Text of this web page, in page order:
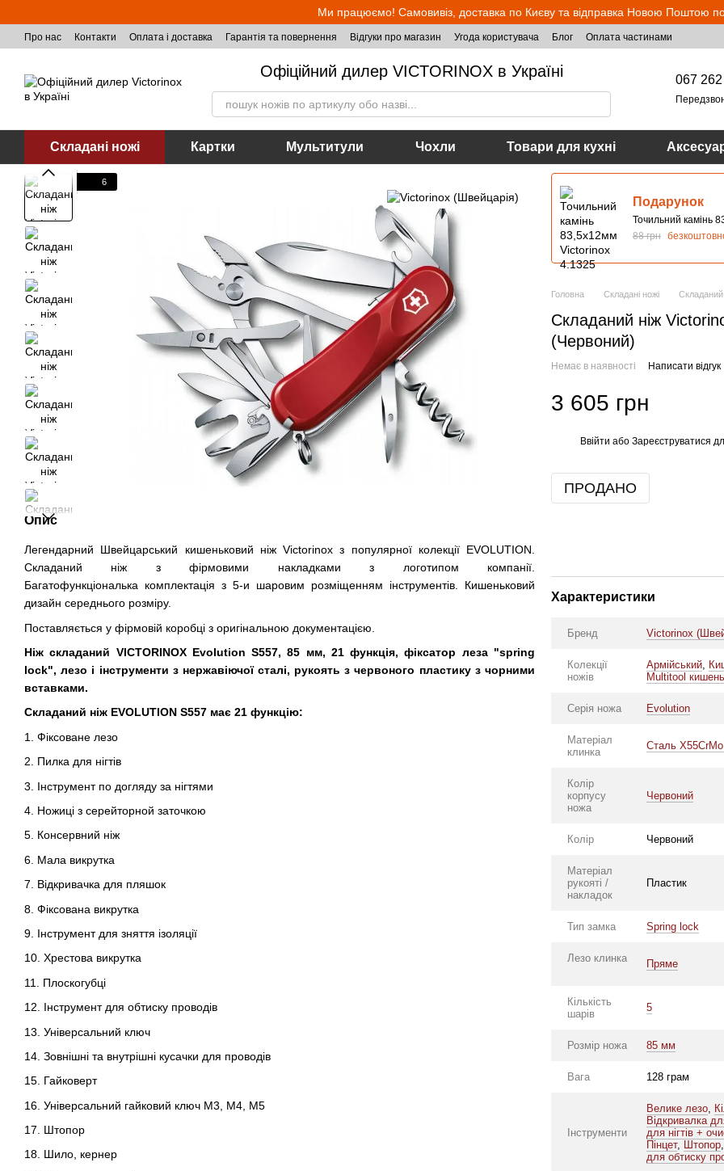
Ми працюємо! Самовивіз, доставка по Києву та відправка Новою Поштою по
Про нас Контакти Оплата і доставка Гарантія та повернення Відгуки про магазин Угода користувача Блог Оплата частинами
Офіційний дилер VICTORINOX в Україні 067
Складані ножі Картки Мультитули Чохли Товари для кухні
6
Опис
Легендарний Швейцарський кишеньковий ніж Victorinox з популярної колекції EVOLUTION.
Складаний ніж з фірмовими накладками з логотипом компанії.
Багатофункціональка комплектація з 5-и шаровим розміщенням інструментів. Кишеньковий
дизайн середнього розміру.
Поставляється у фірмовій коробці з оригінальною документацією.
Ніж складаний VICTORINOX Evolution S557, 85 мм, 21 функція, фіксатор леза "spring
lock", лезо і інструменти з нержавіючої сталі, рукоять з червоного пластику з чорними
вставками.
Складаний ніж EVOLUTION S557 має 21 функцію:
1. Фіксоване лезо
2. Пилка для нігтів
3. Інструмент по догляду за нігтями
4. Ножиці з серейторной заточкою
5. Консервний ніж
6. Мала викрутка
7. Відкривачка для пляшок
8. Фіксована викрутка
9. Інструмент для зняття ізоляції
10. Хрестова викрутка
11. Плоскогубці
12. Інструмент для обтиску проводів
13. Універсальний ключ
14. Зовнішні та внутрішні кусачки для проводів
15. Гайковерт
16. Універсальний гайковий ключ M3, M4, M5
17. Штопор
18. Шило, кернер
Подарунок
Точильний камінь
88 грн
Головна Складані ножі
Складаний ніж
(Червоний)
Немає в наявності Написати відгук
3 605 грн
Ввійти або Зареєструватися
ПРОДАНО
Характеристики
Бренд Victorinox
Колекції
ножів
Армійський,
Multitool
Серія ножа Evolution
Матеріал
клинка
Сталь
Колір
корпусу
ножа
Червоний
Колір Червоний
Матеріал
рукояті /
накладок
Пластик
Тип замка Spring lock
Лезо клинка Пряме
Кількість
шарів
5
Розмір ножа 85 мм
Вага 128 грам
Інструменти
Велике лезо,
Відкривалка
для нігтів +
Пінцет, Штопор
для обтиску